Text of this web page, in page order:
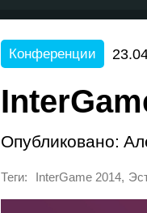
Конференции
Опубликовано:
Теги: InterGame 2014,